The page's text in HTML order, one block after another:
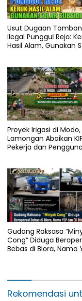
Usut Dugaan
Ilegal Punggul Rejo:
Hasil Alam, Gunakan
Proyek Irigasi di Modo,
Lamongan Abaikan
Pekerja dan
Gudang Raksasa
Cong” Diduga
Bebas di Blora, Nama
Rekomendasi